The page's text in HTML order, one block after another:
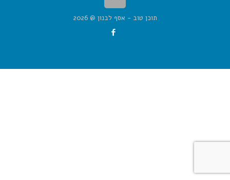
תוכן טוב - אסף לבנון @ 2026